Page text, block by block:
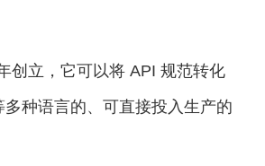
创立，它可以将 API 规范转化
种语言的、可直接投入生产的